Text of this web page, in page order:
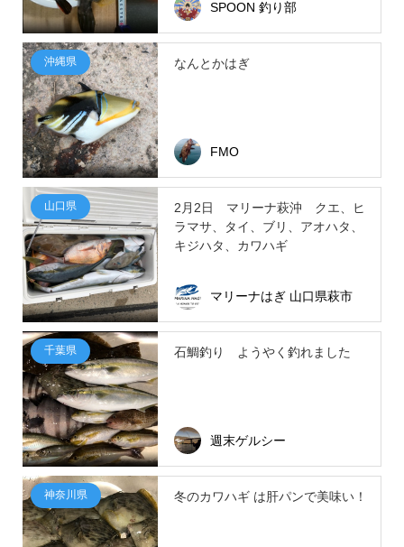
SPOON 釣り部
沖縄県 なんとかはぎ
FMO
山口県
2月2日 マリーナ萩沖 クエ、ヒ
ラマサ、タイ、ブリ、アオハタ、
キジハタ、カワハギ
マリーナはぎ 山口県萩市
千葉県 石鯛釣り ようやく釣れました
週末ゲルシー
神奈川県 冬のカワハギ は肝パンで美味い！